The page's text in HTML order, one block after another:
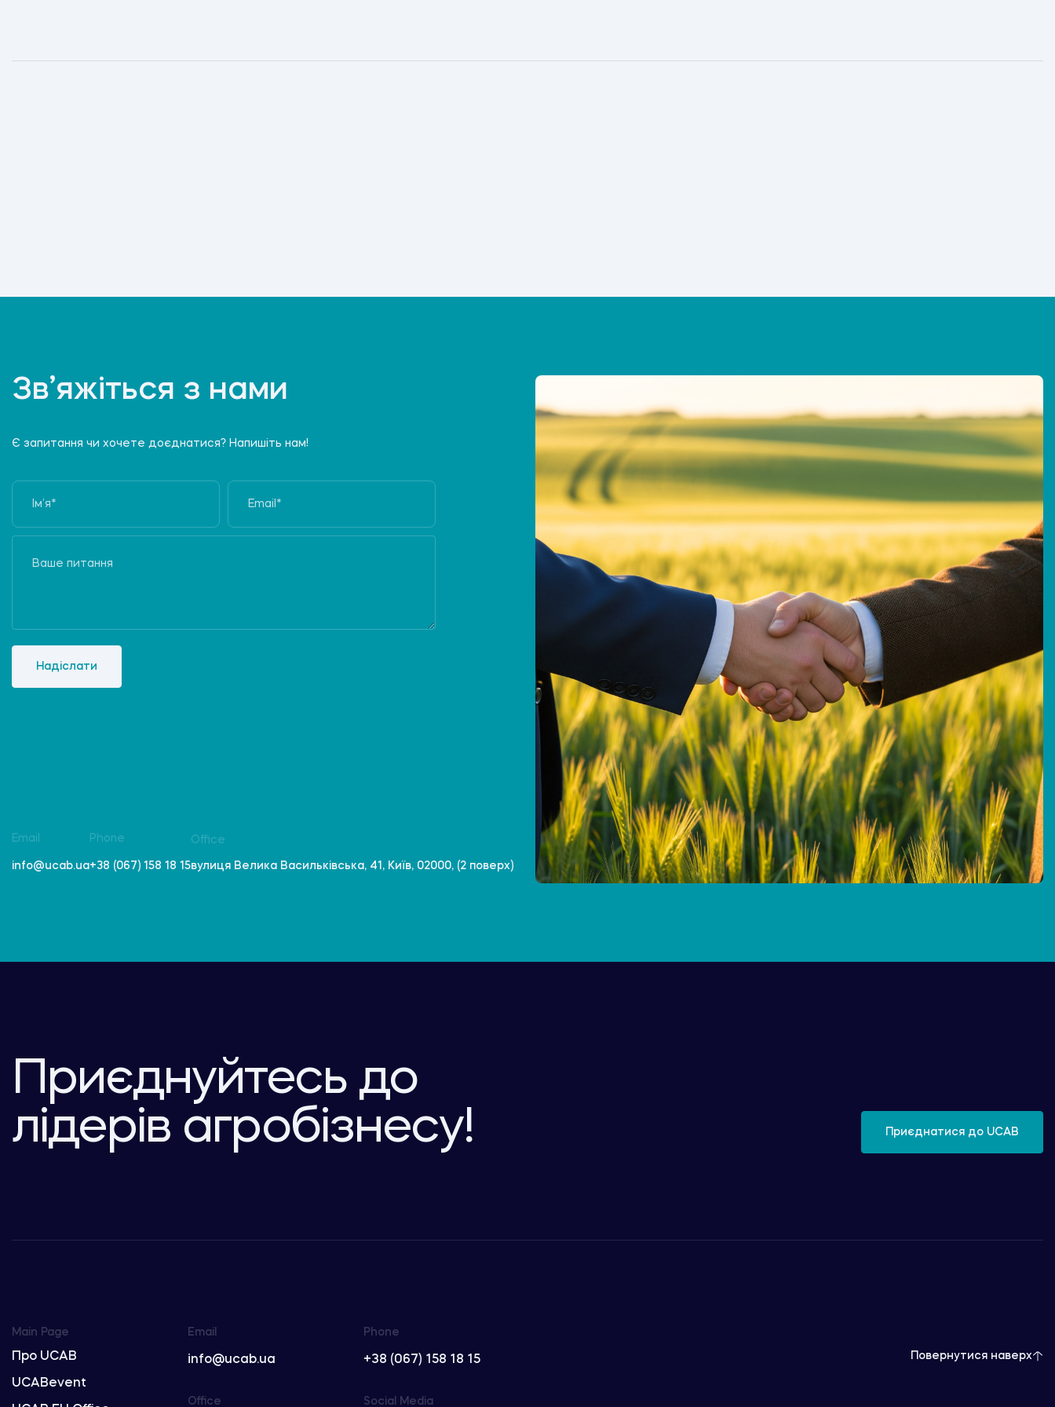
Зв’яжіться з нами
Є запитання чи хочете доєднатися? Напишіть нам!
Надіслати
Email
info@ucab.ua
Phone
+38 (067) 158 18 15
Office
вулиця Велика Васильківська, 41, Київ, 02000, (2 поверх)
Приєднуйтесь до
лідерів агробізнесу!
Приєднатися до UCAB
Main Page
Про UCAB
UCABevent
Email
info@ucab.ua
Phone
+38 (067) 158 18 15
Office Social Media
Повернутися наверх